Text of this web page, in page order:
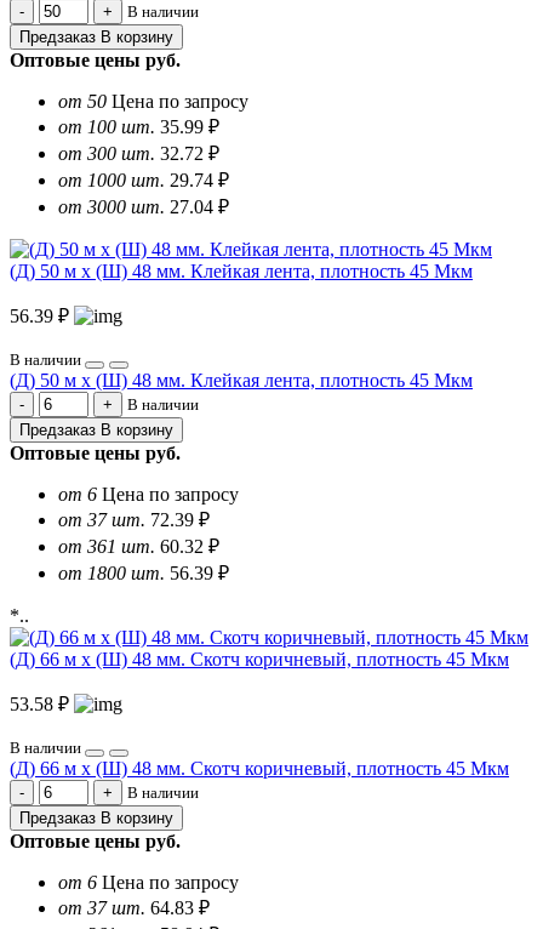
В наличии
Предзаказ В корзину
Оптовые цены руб.
от 50 Цена по запросу
от 100 шт. 35.99 ₽
от 300 шт. 32.72 ₽
от 1000 шт. 29.74 ₽
от 3000 шт. 27.04 ₽
(Д) 50 м х (Ш) 48 мм. Клейкая лента, плотность 45 Мкм
56.39 ₽
В наличии
(Д) 50 м х (Ш) 48 мм. Клейкая лента, плотность 45 Мкм
В наличии
Предзаказ В корзину
Оптовые цены руб.
от 6 Цена по запросу
от 37 шт. 72.39 ₽
от 361 шт. 60.32 ₽
от 1800 шт. 56.39 ₽
*..
(Д) 66 м х (Ш) 48 мм. Скотч коричневый, плотность 45 Мкм
53.58 ₽
В наличии
(Д) 66 м х (Ш) 48 мм. Скотч коричневый, плотность 45 Мкм
В наличии
Предзаказ В корзину
Оптовые цены руб.
от 6 Цена по запросу
от 37 шт. 64.83 ₽